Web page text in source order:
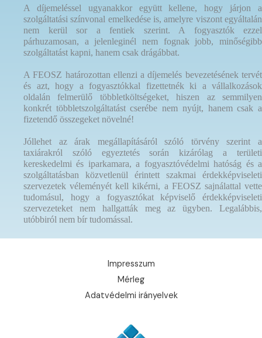
A díjemeléssel ugyanakkor együtt kellene, hogy járjon a
szolgáltatási színvonal emelkedése is, amelyre viszont egyáltalán
nem kerül sor a fentiek szerint. A fogyasztók ezzel
párhuzamosan, a jelenleginél nem fognak jobb, minőségibb
szolgáltatást kapni, hanem csak drágábbat.
A FEOSZ határozottan ellenzi a díjemelés bevezetésének tervét
és azt, hogy a fogyasztókkal fizettetnék ki a vállalkozások
oldalán felmerülő többletköltségeket, hiszen az semmilyen
konkrét többletszolgáltatást cserébe nem nyújt, hanem csak a
fizetendő összegeket növelné!
Jóllehet az árak megállapításáról szóló törvény szerint a
taxiárakról szóló egyeztetés során kizárólag a területi
kereskedelmi és iparkamara, a fogyasztóvédelmi hatóság és a
szolgáltatásban közvetlenül érintett szakmai érdekképviseleti
szervezetek véleményét kell kikérni, a FEOSZ sajnálattal vette
tudomásul, hogy a fogyasztókat képviselő érdekképviseleti
szervezeteket nem hallgatták meg az ügyben. Legalábbis,
utóbbiról nem bír tudomással.
Impresszum
Mérleg
Adatvédelmi irányelvek